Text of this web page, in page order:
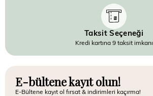
Taksit Seçeneği
Kredi kartına 9 taksit imkanı
E-bültene kayıt olun!
E-Bültene kayıt ol fırsat & indirimleri kaçırma!